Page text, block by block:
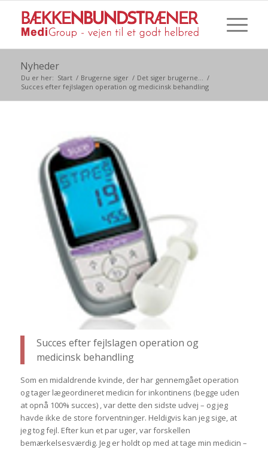
Nyheder
Du er her: Start / Brugerne siger / Det siger brugerne... /
Succes efter fejlslagen operation og medicinsk behandling
Succes efter fejlslagen operation og
medicinsk behandling
Som en midaldrende kvinde, der har gennemgået operation
og tager lægeordineret medicin for inkontinens (begge uden
at opnå 100% succes) , var dette den sidste udvej – og jeg
havde ikke de store forventninger. Heldigvis kan jeg sige, at
jeg tog fejl. Efter kun et par uger, var forskellen
bemærkelsesværdig. Jeg er holdt op med at tage min medicin –